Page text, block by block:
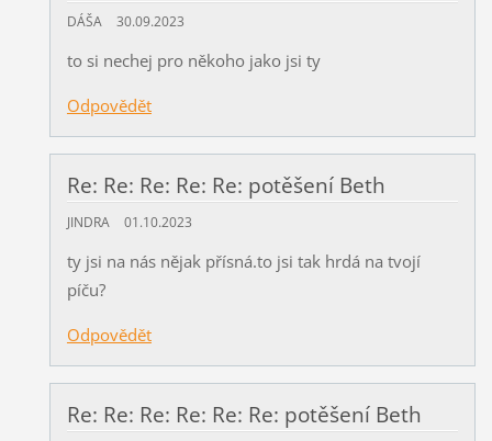
DÁŠA 30.09.2023
to si nechej pro někoho jako jsi ty
Odpovědět
Re: Re: Re: Re: Re: potěšení Beth
JINDRA 01.10.2023
ty jsi na nás nějak přísná.to jsi tak hrdá na tvojí
píču?
Odpovědět
Re: Re: Re: Re: Re: Re: potěšení Beth